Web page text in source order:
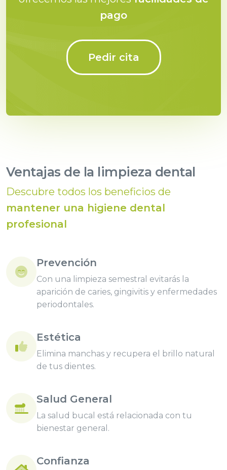
pago
Pedir cita
Ventajas de la limpieza dental
Descubre todos los beneficios de
mantener una higiene dental
profesional
Prevención
Con una limpieza semestral evitarás la
aparición de caries, gingivitis y enfermedades
periodontales.
Estética
Elimina manchas y recupera el brillo natural
de tus dientes.
Salud General
La salud bucal está relacionada con tu
bienestar general.
Confianza